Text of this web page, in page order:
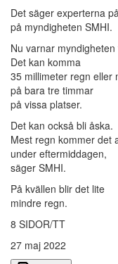
Det säger experterna
på myndigheten SMHI.
Nu varnar
Det kan komma
35 millimeter regn eller
på bara tre timmar
på vissa platser.
Det kan också bli åska.
Mest regn kommer det
under eftermiddagen,
säger SMHI.
På kvällen blir det lite
mindre regn.
8 SIDOR/TT
27 maj 2022